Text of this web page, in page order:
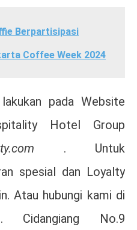
Berpartisipasi
Coffee Week 2024
pada Website
Hotel Group
. Untuk
spesial dan Loyalty
Atau hubungi kami di
Cidangiang No.9